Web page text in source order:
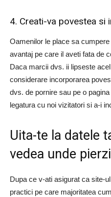
4. Creati-va povestea
Oamenilor le place sa
avantaj pe care il aveti fata de
Daca marcii dvs. ii lipseste
considerare incorporarea
dvs. de pornire sau pe o
legatura cu noi vizitatori si a-i
Uita-te la datele
vedea unde
Dupa ce v-ati asigurat ca site-
practici pe care majoritatea